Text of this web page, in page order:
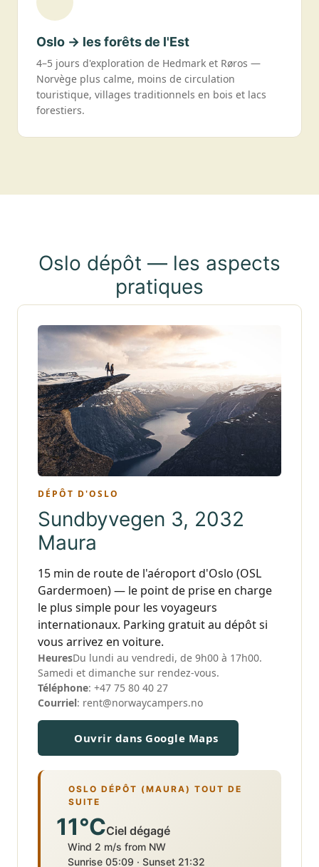
Oslo → les forêts de l'Est
4–5 jours d'exploration de Hedmark et Røros —
Norvège plus calme, moins de circulation
touristique, villages traditionnels en bois et lacs
forestiers.
Oslo dépôt — les aspects
pratiques
DÉPÔT D'OSLO
Sundbyvegen 3, 2032
Maura
15 min de route de l'aéroport d'Oslo (OSL
Gardermoen) — le point de prise en charge
le plus simple pour les voyageurs
internationaux. Parking gratuit au dépôt si
vous arrivez en voiture.
HeuresDu lundi au vendredi, de 9h00 à 17h00.
Samedi et dimanche sur rendez-vous.
Téléphone: +47 75 80 40 27
Courriel: rent@norwaycampers.no
Ouvrir dans Google Maps
OSLO DÉPÔT (MAURA) TOUT DE
SUITE
11°CCiel dégagé
Wind 2 m/s from NW
Sunrise 05:09 · Sunset 21:32